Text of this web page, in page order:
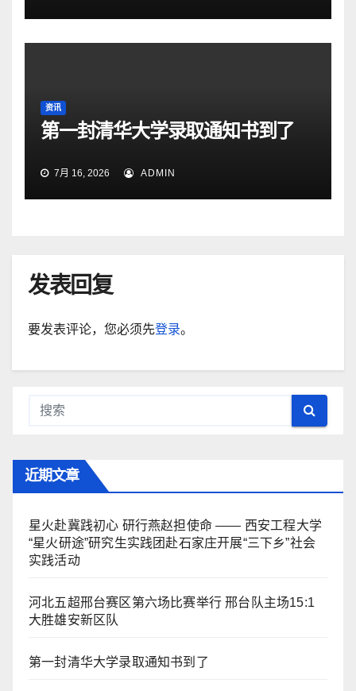
资讯
第一封清华大学录取通知书到了
7月 16, 2026 ADMIN
发表回复
要发表评论，您必须先登录。
近期文章
星火赴冀践初心 研行燕赵担使命 —— 西安工程大学
“星火研途”研究生实践团赴石家庄开展“三下乡”社会
实践活动
河北五超邢台赛区第六场比赛举行 邢台队主场15:1
大胜雄安新区队
第一封清华大学录取通知书到了